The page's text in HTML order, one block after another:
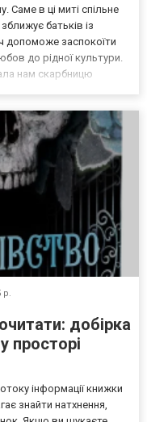
Саме в ці миті спільне
батьків із
допоможе заспокоїти
до рідної культури.
нам скарбницю
р.
добірка
просторі
інформації книжки
знайти натхнення,